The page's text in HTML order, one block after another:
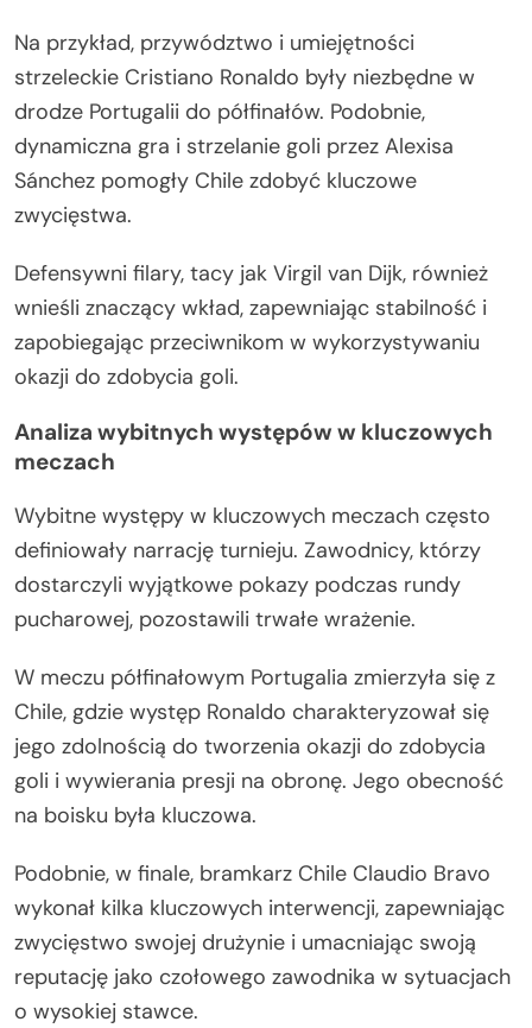
Na przykład, przywództwo i umiejętności
strzeleckie Cristiano Ronaldo były niezbędne w
drodze Portugalii do półfinałów. Podobnie,
dynamiczna gra i strzelanie goli przez Alexisa
Sánchez pomogły Chile zdobyć kluczowe
zwycięstwa.
Defensywni filary, tacy jak Virgil van Dijk, również
wnieśli znaczący wkład, zapewniając stabilność i
zapobiegając przeciwnikom w wykorzystywaniu
okazji do zdobycia goli.
Analiza wybitnych występów w kluczowych
meczach
Wybitne występy w kluczowych meczach często
definiowały narrację turnieju. Zawodnicy, którzy
dostarczyli wyjątkowe pokazy podczas rundy
pucharowej, pozostawili trwałe wrażenie.
W meczu półfinałowym Portugalia zmierzyła się z
Chile, gdzie występ Ronaldo charakteryzował się
jego zdolnością do tworzenia okazji do zdobycia
goli i wywierania presji na obronę. Jego obecność
na boisku była kluczowa.
Podobnie, w finale, bramkarz Chile Claudio Bravo
wykonał kilka kluczowych interwencji, zapewniając
zwycięstwo swojej drużynie i umacniając swoją
reputację jako czołowego zawodnika w sytuacjach
o wysokiej stawce.